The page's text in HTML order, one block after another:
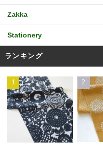
Zakka
Stationery
ランキング
1 2